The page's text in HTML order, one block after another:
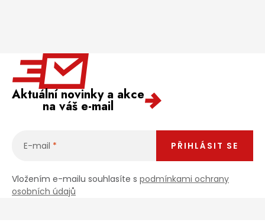
Aktuální novinky a akce
na váš e-mail
E-mail
Vložením e-mailu souhlasíte s podmínkami ochrany
osobních údajů
PŘIHLÁSIT SE